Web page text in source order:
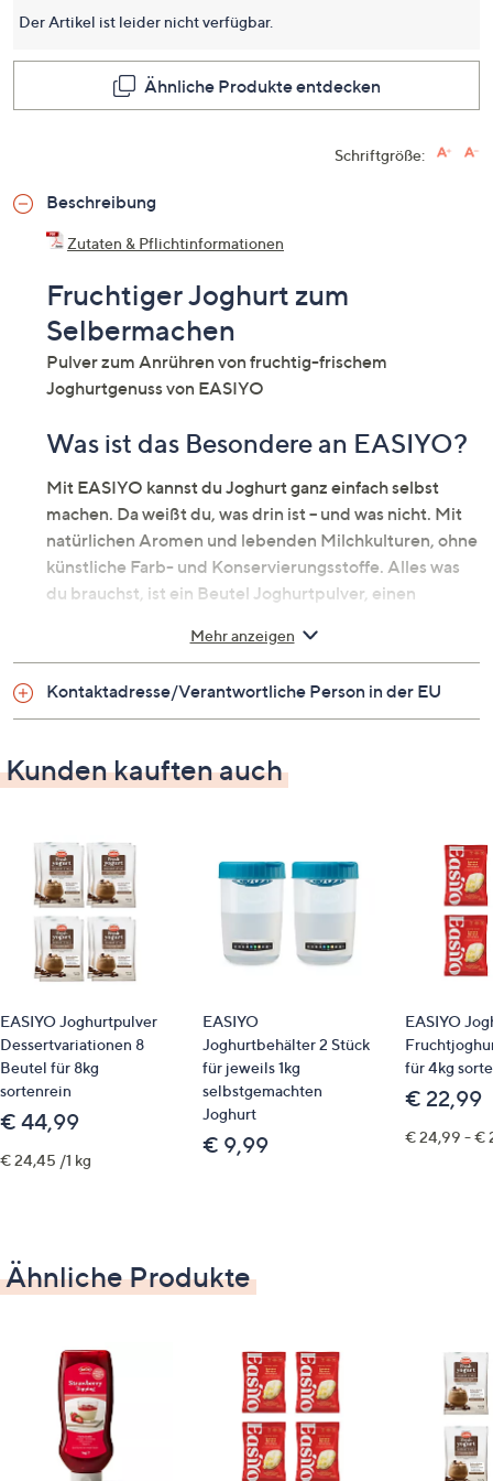
Der Artikel ist leider nicht verfügbar.
Ähnliche Produkte entdecken
Schriftgröße:
Beschreibung
Zutaten & Pflichtinformationen
Fruchtiger Joghurt zum
Selbermachen
Pulver zum Anrühren von fruchtig-frischem
Joghurtgenuss von EASIYO
Was ist das Besondere an EASIYO?
Mit EASIYO kannst du Joghurt ganz einfach selbst
machen. Da weißt du, was drin ist – und was nicht. Mit
natürlichen Aromen und lebenden Milchkulturen, ohne
künstliche Farb- und Konservierungsstoffe. Alles was
du brauchst, ist ein Beutel Joghurtpulver, einen
Kalziumlieferant. Natürlich vegetarisch und glutenfrei.
Was erhalte ich?
Gesamtinhalt: 1.600 bzw. 1800 g
8 x Banane, je 200 g
8 x Erdbeer, je 200 g
8 x Mango, je 200 g
8 x Himbeere, je 200 g
8 x Orange, je 225 g
Auf einen Blick
1 Beutel ergibt 1 kg frischen Joghurt
auch zur Herstellung von Frozen Joghurt
glutenfrei
Identifikationsnummer
GTIN: 9416892903854
Mehr anzeigen
Kontaktadresse/Verantwortliche Person in der EU
Kunden kauften auch
EASIYO Joghurtpulver
Dessertvariationen 8
Beutel für 8kg
sortenrein
€ 44,99
€ 24,45 /1 kg
EASIYO
Joghurtbehälter 2 Stück
für jeweils 1kg
selbstgemachten
Joghurt
€ 9,99
EASIYO
für 4kg
€ 22,99
€ 24,99 - €
Ähnliche Produkte